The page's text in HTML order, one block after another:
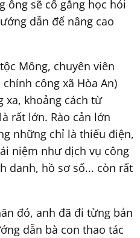
ông sẽ cố gắng học hỏi
dẫn để nâng cao
Mông, chuyên viên
công xã Hòa An)
xa, khoảng cách từ
rất lớn. Rào cản lớn
những chỉ là thiếu điện,
niệm như dịch vụ công
danh, hồ sơ số... còn rất
đó, anh đã đi từng bản
dẫn bà con thao tác